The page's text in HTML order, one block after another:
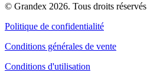
© Grandex 2026. Tous droits réservés
Politique de confidentialité
Conditions générales de vente
Conditions d'utilisation